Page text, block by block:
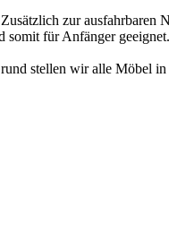
zur ausfahrbaren
für Anfänger
stellen wir alle Möbel